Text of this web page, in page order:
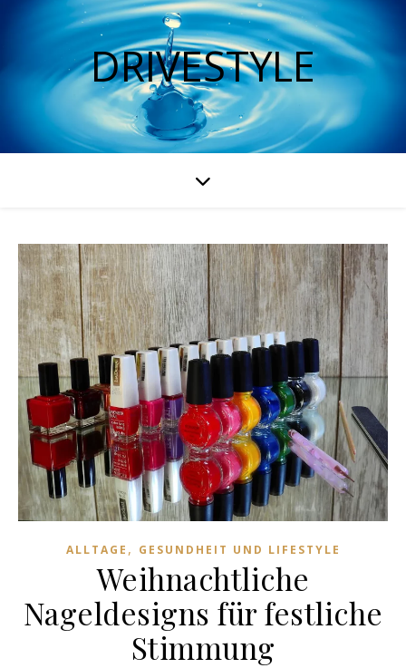
DRIVESTYLE
ALLTAGE , GESUNDHEIT UND LIFESTYLE
Weihnachtliche
Nageldesigns für festliche
Stimmung